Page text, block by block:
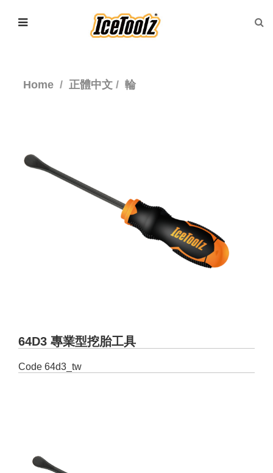
Home 正體中文 輪
64D3 專業型挖胎工具
Code 64d3_tw